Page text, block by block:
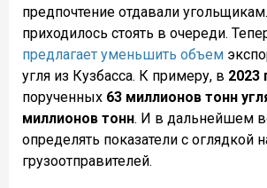
предпочтение отдавали
приходилось стоять в очереди.
предлагает уменьшить объем
угля из Кузбасса. К примеру, в 2023
порученных 63 миллионов тонн
миллионов тонн. И в дальнейшем
определять показатели с оглядкой
грузоотправителей.